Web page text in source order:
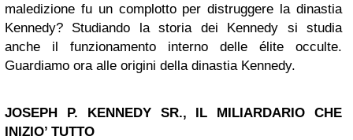
maledizione fu un complotto per distruggere la dinastia
Kennedy? Studiando la storia dei Kennedy si studia
anche il funzionamento interno delle élite occulte.
Guardiamo ora alle origini della dinastia Kennedy.
JOSEPH P. KENNEDY SR., IL MILIARDARIO CHE
INIZIO’ TUTTO